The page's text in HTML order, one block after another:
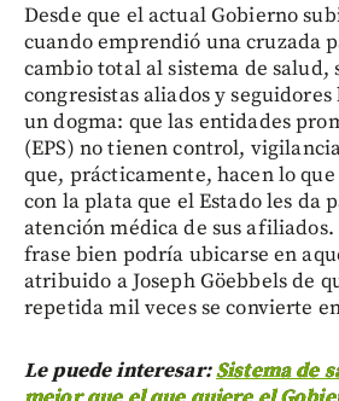
Desde que el actual Gobierno
cuando emprendió una cruzada
cambio total al sistema de salud,
congresistas aliados y seguidores
un dogma: que las entidades
(EPS) no tienen control,
que, prácticamente, hacen lo que
con la plata que el Estado les da
atención médica de sus afiliados.
frase bien podría ubicarse en
atribuido a Joseph Göebbels de
repetida mil veces se convierte
Le puede interesar:Sistema de